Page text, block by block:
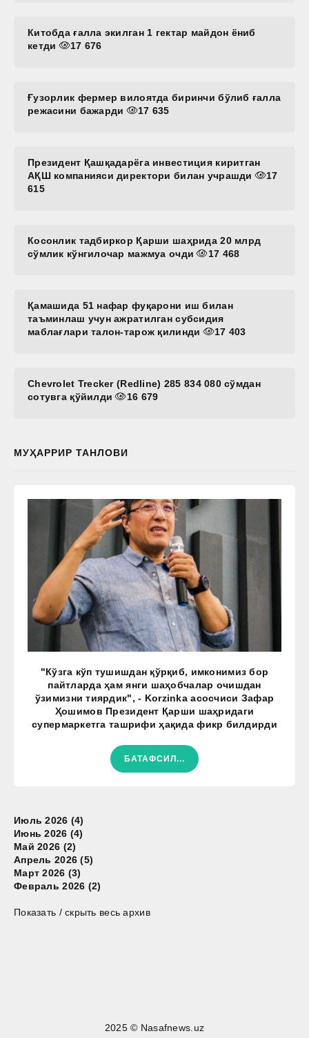
Китобда ғалла экилган 1 гектар майдон ёниб
кетди
17 676
Ғузорлик фермер вилоятда биринчи бўлиб ғалла
режасини бажарди
17 635
Президент Қашқадарёга инвестиция киритган
АҚШ компанияси директори билан учрашди
17
615
Косонлик тадбиркор Қарши шаҳрида 20 млрд
сўмлик кўнгилочар мажмуа очди
17 468
Қамашида 51 нафар фуқарони иш билан
таъминлаш учун ажратилган субсидия
маблағлари талон-тарож қилинди
17 403
Chevrolet Trecker (Redline) 285 834 080 сўмдан
сотувга қўйилди
16 679
МУҲАРРИР ТАНЛОВИ
"Кўзга кўп тушишдан қўрқиб, имконимиз бор
пайтларда ҳам янги шаҳобчалар очишдан
ўзимизни тиярдик", - Korzinka асосчиси Зафар
Ҳошимов Президент Қарши шаҳридаги
супермаркетга ташрифи ҳақида фикр билдирди
БАТАФСИЛ...
Июль 2026 (4)
Июнь 2026 (4)
Май 2026 (2)
Апрель 2026 (5)
Март 2026 (3)
Февраль 2026 (2)
Показать / скрыть весь архив
2025 © Nasafnews.uz